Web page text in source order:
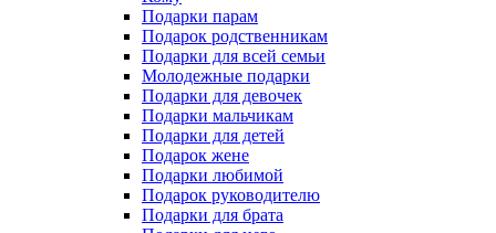
Подарки парам
Подарок родственникам
Подарки для всей семьи
Молодежные подарки
Подарки для девочек
Подарки мальчикам
Подарки для детей
Подарок жене
Подарки любимой
Подарок руководителю
Подарки для брата